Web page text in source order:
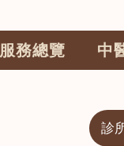
服務總覽 中
診